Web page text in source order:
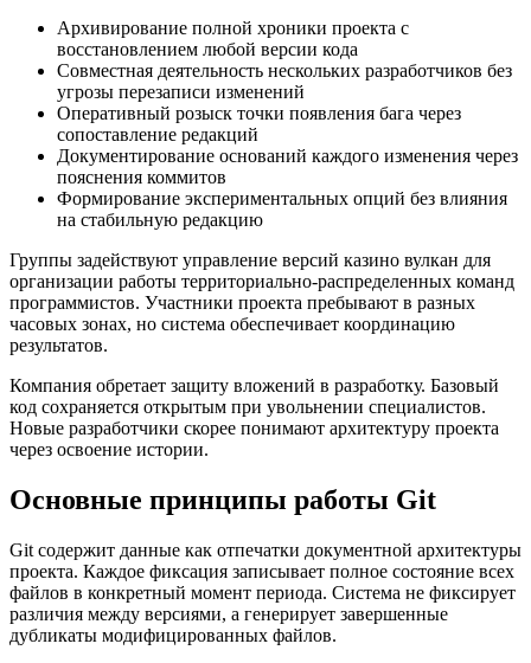
Архивирование полной хроники проекта с
восстановлением любой версии кода
Совместная деятельность нескольких разработчиков без
угрозы перезаписи изменений
Оперативный розыск точки появления бага через
сопоставление редакций
Документирование оснований каждого изменения через
пояснения коммитов
Формирование экспериментальных опций без влияния
на стабильную редакцию
Группы задействуют управление версий казино вулкан для
организации работы территориально-распределенных команд
программистов. Участники проекта пребывают в разных
часовых зонах, но система обеспечивает координацию
результатов.
Компания обретает защиту вложений в разработку. Базовый
код сохраняется открытым при увольнении специалистов.
Новые разработчики скорее понимают архитектуру проекта
через освоение истории.
Основные принципы работы Git
Git содержит данные как отпечатки документной архитектуры
проекта. Каждое фиксация записывает полное состояние всех
файлов в конкретный момент периода. Система не фиксирует
различия между версиями, а генерирует завершенные
дубликаты модифицированных файлов.